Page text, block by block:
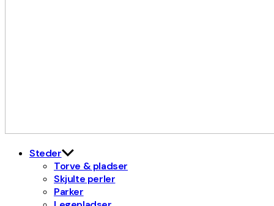
Steder
Torve & pladser
Skjulte perler
Parker